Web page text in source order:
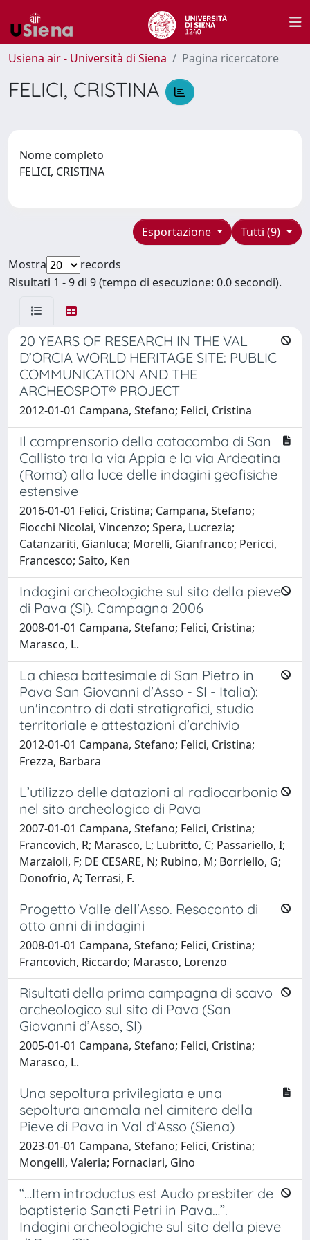
Usiena air - Università di Siena Pagina ricercatore
FELICI, CRISTINA
Nome completo
FELICI, CRISTINA
Tutti (9)
Esportazione
Mostra
records
Risultati 1 - 9 di 9 (tempo di esecuzione: 0.0 secondi).
20 YEARS OF RESEARCH IN THE VAL
D’ORCIA WORLD HERITAGE SITE: PUBLIC
COMMUNICATION AND THE
ARCHEOSPOT® PROJECT
2012-01-01 Campana, Stefano; Felici, Cristina
Il comprensorio della catacomba di San
Callisto tra la via Appia e la via Ardeatina
(Roma) alla luce delle indagini geofisiche
estensive
2016-01-01 Felici, Cristina; Campana, Stefano;
Fiocchi Nicolai, Vincenzo; Spera, Lucrezia;
Catanzariti, Gianluca; Morelli, Gianfranco; Pericci,
Francesco; Saito, Ken
Indagini archeologiche sul sito della pieve
di Pava (SI). Campagna 2006
2008-01-01 Campana, Stefano; Felici, Cristina;
Marasco, L.
La chiesa battesimale di San Pietro in
Pava San Giovanni d'Asso - SI - Italia):
un'incontro di dati stratigrafici, studio
territoriale e attestazioni d'archivio
2012-01-01 Campana, Stefano; Felici, Cristina;
Frezza, Barbara
L’utilizzo delle datazioni al radiocarbonio
nel sito archeologico di Pava
2007-01-01 Campana, Stefano; Felici, Cristina;
Francovich, R; Marasco, L; Lubritto, C; Passariello, I;
Marzaioli, F; DE CESARE, N; Rubino, M; Borriello, G;
Donofrio, A; Terrasi, F.
Progetto Valle dell'Asso. Resoconto di
otto anni di indagini
2008-01-01 Campana, Stefano; Felici, Cristina;
Francovich, Riccardo; Marasco, Lorenzo
Risultati della prima campagna di scavo
archeologico sul sito di Pava (San
Giovanni d’Asso, SI)
2005-01-01 Campana, Stefano; Felici, Cristina;
Marasco, L.
Una sepoltura privilegiata e una
sepoltura anomala nel cimitero della
Pieve di Pava in Val d’Asso (Siena)
2023-01-01 Campana, Stefano; Felici, Cristina;
Mongelli, Valeria; Fornaciari, Gino
“…Item introductus est Audo presbiter de
baptisterio Sancti Petri in Pava…”.
Indagini archeologiche sul sito della pieve